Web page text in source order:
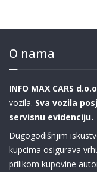
O nama
INFO MAX CARS
vozila. Sva vozila
servisnu evidenciju.
Dugogodišnjim
kupcima osigurava
prilikom kupovine